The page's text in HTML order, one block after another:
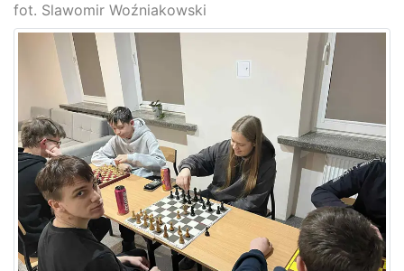
fot. Slawomir Woźniakowski